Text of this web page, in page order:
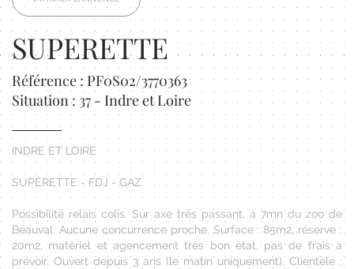
SUPERETTE
Référence : PF0S02/3770363
Situation : 37 - Indre et Loire
INDRE ET LOIRE
SUPÉRETTE - FDJ - GAZ
Possibilité relais colis. Sur axe très passant, à 7mn du zoo de
Beauval. Aucune concurrence proche. Surface : 85m2, réserve :
20m2, matériel et agencement très bon état, pas de frais à
prévoir. Ouvert depuis 3 ans (le matin uniquement). Clientèle :